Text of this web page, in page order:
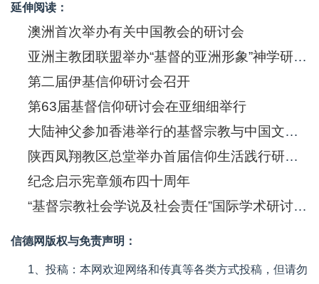
延伸阅读：
澳洲首次举办有关中国教会的研讨会
亚洲主教团联盟举办“基督的亚洲形象”神学研讨会
第二届伊基信仰研讨会召开
第63届基督信仰研讨会在亚细细举行
大陆神父参加香港举行的基督宗教与中国文化学术研讨会
陕西凤翔教区总堂举办首届信仰生活践行研讨会
纪念启示宪章颁布四十周年
“基督宗教社会学说及社会责任”国际学术研讨会在京召开
信德网版权与免责声明：
1、投稿：本网欢迎网络和传真等各类方式投稿，但请勿